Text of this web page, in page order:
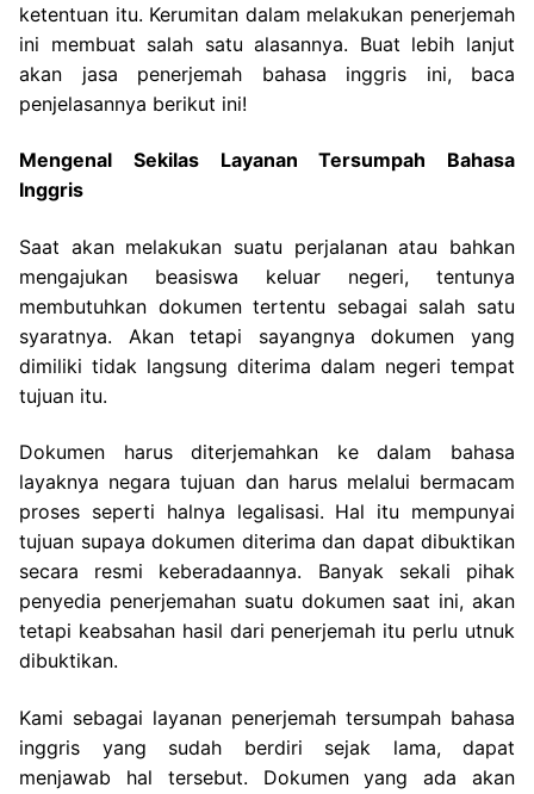
ketentuan itu. Kerumitan dalam melakukan penerjemah
ini membuat salah satu alasannya. Buat lebih lanjut
akan jasa penerjemah bahasa inggris ini, baca
penjelasannya berikut ini!
Mengenal Sekilas Layanan Tersumpah Bahasa
Inggris
Saat akan melakukan suatu perjalanan atau bahkan
mengajukan beasiswa keluar negeri, tentunya
membutuhkan dokumen tertentu sebagai salah satu
syaratnya. Akan tetapi sayangnya dokumen yang
dimiliki tidak langsung diterima dalam negeri tempat
tujuan itu.
Dokumen harus diterjemahkan ke dalam bahasa
layaknya negara tujuan dan harus melalui bermacam
proses seperti halnya legalisasi. Hal itu mempunyai
tujuan supaya dokumen diterima dan dapat dibuktikan
secara resmi keberadaannya. Banyak sekali pihak
penyedia penerjemahan suatu dokumen saat ini, akan
tetapi keabsahan hasil dari penerjemah itu perlu utnuk
dibuktikan.
Kami sebagai layanan penerjemah tersumpah bahasa
inggris yang sudah berdiri sejak lama, dapat
menjawab hal tersebut. Dokumen yang ada akan